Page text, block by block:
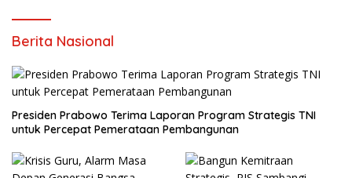
Berita Nasional
Presiden Prabowo Terima Laporan Program Strategis TNI
untuk Percepat Pemerataan Pembangunan